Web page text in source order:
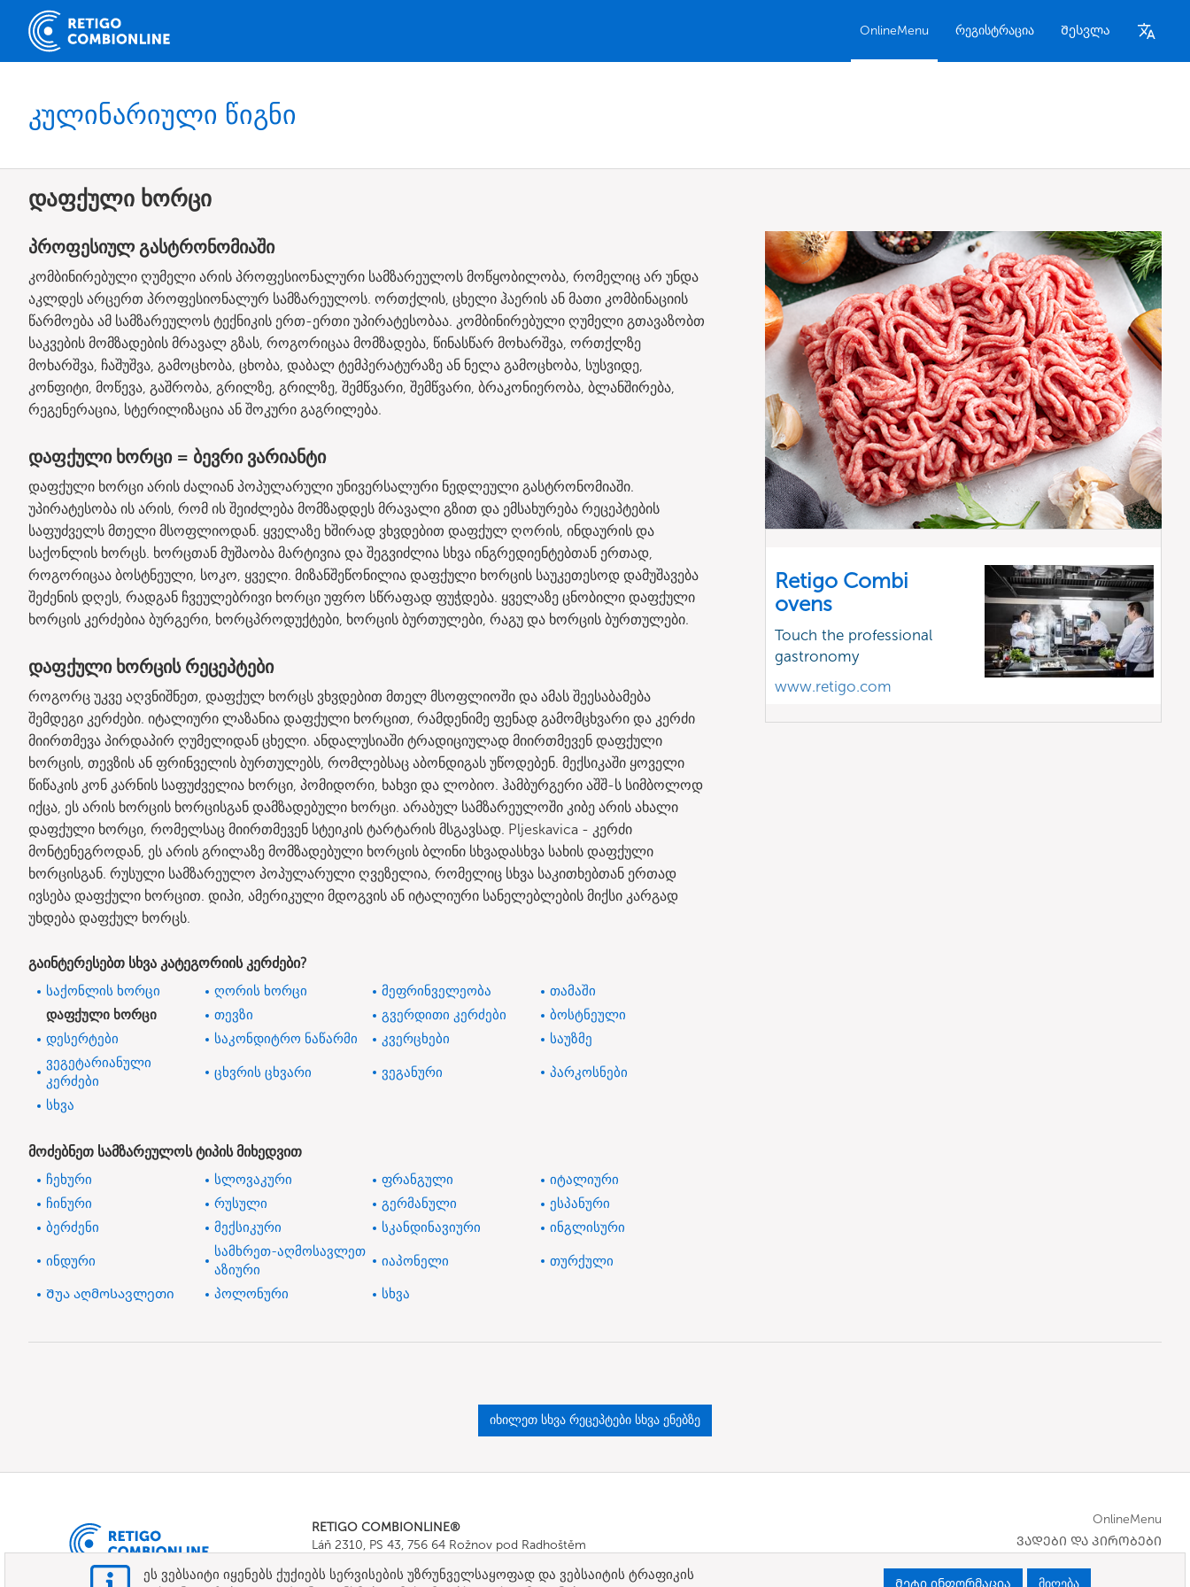
OnlineMenu რეგისტრაცია Შესვლა
კულინარიული წიგნი
დაფქული ხორცი
პროფესიულ გასტრონომიაში
კომბინირებული ღუმელი არის პროფესიონალური სამზარეულოს მოწყობილობა, რომელიც არ უნდა
აკლდეს არცერთ პროფესიონალურ სამზარეულოს. ორთქლის, ცხელი ჰაერის ან მათი კომბინაციის
წარმოება ამ სამზარეულოს ტექნიკის ერთ-ერთი უპირატესობაა. კომბინირებული ღუმელი გთავაზობთ
საკვების მომზადების მრავალ გზას, როგორიცაა მომზადება, წინასწარ მოხარშვა, ორთქლზე
მოხარშვა, ჩაშუშვა, გამოცხობა, ცხობა, დაბალ ტემპერატურაზე ან ნელა გამოცხობა, სუსვიდე,
კონფიტი, მოწევა, გაშრობა, გრილზე, გრილზე, შემწვარი, შემწვარი, ბრაკონიერობა, ბლანშირება,
რეგენერაცია, სტერილიზაცია ან შოკური გაგრილება.
დაფქული ხორცი = ბევრი ვარიანტი
დაფქული ხორცი არის ძალიან პოპულარული უნივერსალური ნედლეული გასტრონომიაში.
უპირატესობა ის არის, რომ ის შეიძლება მომზადდეს მრავალი გზით და ემსახურება რეცეპტების
საფუძველს მთელი მსოფლიოდან. ყველაზე ხშირად ვხვდებით დაფქულ ღორის, ინდაურის და
საქონლის ხორცს. ხორცთან მუშაობა მარტივია და შეგვიძლია სხვა ინგრედიენტებთან ერთად,
როგორიცაა ბოსტნეული, სოკო, ყველი. მიზანშეწონილია დაფქული ხორცის საუკეთესოდ დამუშავება
შეძენის დღეს, რადგან ჩვეულებრივი ხორცი უფრო სწრაფად ფუჭდება. ყველაზე ცნობილი დაფქული
ხორცის კერძებია ბურგერი, ხორცპროდუქტები, ხორცის ბურთულები, რაგუ და ხორცის ბურთულები.
დაფქული ხორცის რეცეპტები
როგორც უკვე აღვნიშნეთ, დაფქულ ხორცს ვხვდებით მთელ მსოფლიოში და ამას შეესაბამება
შემდეგი კერძები. იტალიური ლაზანია დაფქული ხორცით, რამდენიმე ფენად გამომცხვარი და კერძი
მიირთმევა პირდაპირ ღუმელიდან ცხელი. ანდალუსიაში ტრადიციულად მიირთმევენ დაფქული
ხორცის, თევზის ან ფრინველის ბურთულებს, რომლებსაც აბონდიგას უწოდებენ. მექსიკაში ყოველი
წიწაკის კონ კარნის საფუძველია ხორცი, პომიდორი, ხახვი და ლობიო. ჰამბურგერი აშშ-ს სიმბოლოდ
იქცა, ეს არის ხორცის ხორცისგან დამზადებული ხორცი. არაბულ სამზარეულოში კიბე არის ახალი
დაფქული ხორცი, რომელსაც მიირთმევენ სტეიკის ტარტარის მსგავსად. Pljeskavica - კერძი
მონტენეგროდან, ეს არის გრილაზე მომზადებული ხორცის ბლინი სხვადასხვა სახის დაფქული
ხორცისგან. რუსული სამზარეულო პოპულარული ღვეზელია, რომელიც სხვა საკითხებთან ერთად
ივსება დაფქული ხორცით. დიპი, ამერიკული მდოგვის ან იტალიური სანელებლების მიქსი კარგად
უხდება დაფქულ ხორცს.
Retigo Combi
ovens
Touch the professional
gastronomy
www.retigo.com
გაინტერესებთ სხვა კატეგორიის კერძები?
საქონლის ხორცი ღორის ხორცი მეფრინველეობა
თამაში
დაფქული ხორცი
თევზი გვერდითი კერძები
ბოსტნეული
დესერტები
საკონდიტრო ნაწარმი კვერცხები
საუზმე
ვეგეტარიანული
კერძები
ცხვრის ცხვარი ვეგანური პარკოსნები
სხვა
მოძებნეთ სამზარეულოს ტიპის მიხედვით
ჩეხური სლოვაკური ფრანგული
იტალიური
ჩინური
რუსული გერმანული
ესპანური
ბერძენი
მექსიკური სკანდინავიური ინგლისური
ინდური
სამხრეთ-აღმოსავლეთ
აზიური
იაპონელი თურქული
Შუა აღმოსავლეთი პოლონური სხვა
იხილეთ სხვა რეცეპტები სხვა ენებზე
RETIGO COMBIONLINE®
Láň 2310, PS 43, 756 64 Rožnov pod Radhoštěm
E-mail:info@combionline.com
OnlineMenu
ᲕᲐᲓᲔᲑᲘ ᲓᲐ ᲞᲘᲠᲝᲑᲔᲑᲘ
ეს ვებსაიტი იყენებს ქუქიებს სერვისების უზრუნველსაყოფად და ვებსაიტის ტრაფიკის
Მეტი ინფორმაცია მიღება